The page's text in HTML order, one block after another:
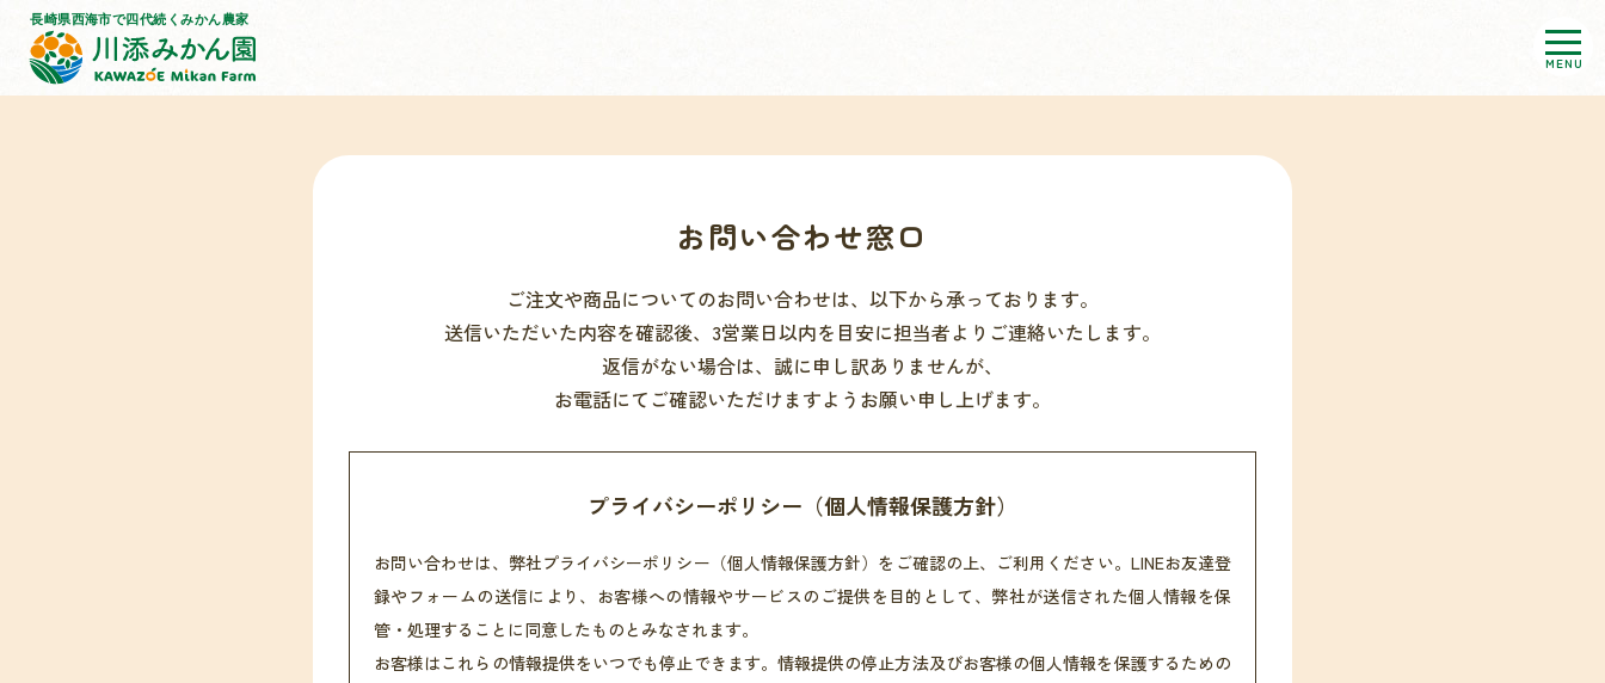
MENU
お問い合わせ窓口
ご注文や商品についてのお問い合わせは、以下から承っております。
送信いただいた内容を確認後、3営業日以内を目安に担当者よりご連絡いたします。
返信がない場合は、誠に申し訳ありませんが、
お電話にてご確認いただけますようお願い申し上げます。
プライバシーポリシー （個人情報保護方針）
お問い合わせは、弊社プライバシーポリシー（個人情報保護方針）をご確認の上、ご利用ください。LINEお友達登
録やフォームの送信により、お客様への情報やサービスのご提供を目的として、弊社が送信された個人情報を保
管・処理することに同意したものとみなされます。
お客様はこれらの情報提供をいつでも停止できます。情報提供の停止方法及びお客様の個人情報を保護するための